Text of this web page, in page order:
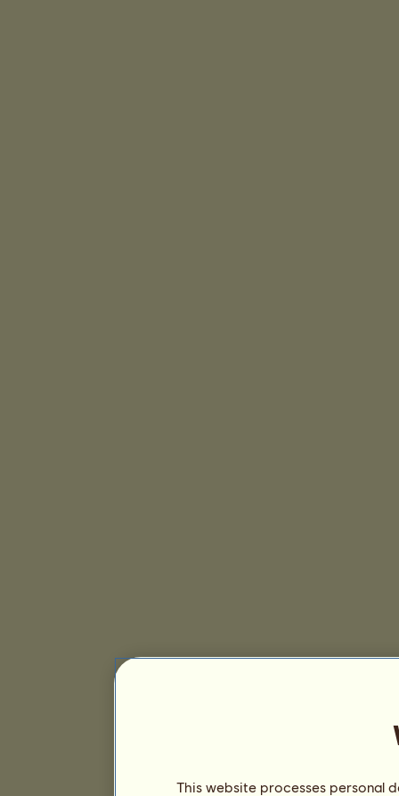
This website processes personal